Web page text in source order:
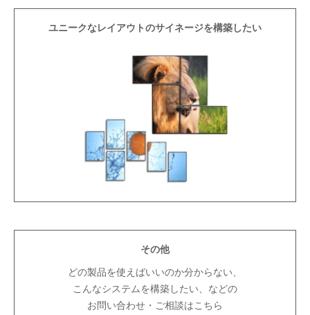
ユニークなレイアウトのサイネージを構築したい
その他
どの製品を使えばいいのか分からない、
こんなシステムを構築したい、などの
お問い合わせ・ご相談はこちら